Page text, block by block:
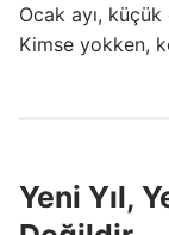
Ocak ayı,
Kimse yokken,
Yeni Yıl,